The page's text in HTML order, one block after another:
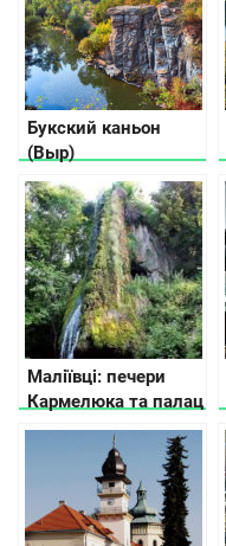
Букский каньон
(Выр)
Маліївці: печери
Кармелюка та палац
Орловських